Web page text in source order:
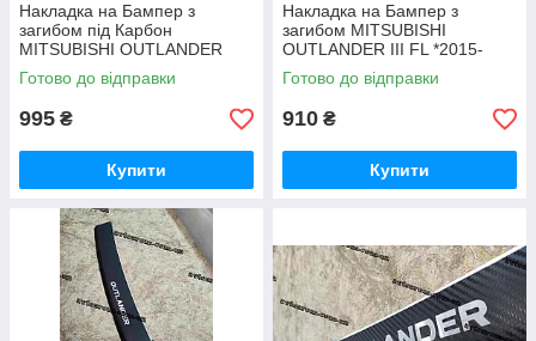
Накладка на Бампер з
загибом під Карбон
MITSUBISHI OUTLANDER
*2006-2012 рік Мітсубісі
Мітсубіші Аутлендер Преміум
Готово до відправки
995 ₴
Купити
Накладка на Бампер з
загибом MITSUBISHI
OUTLANDER III FL *2015-
2023р Мітсубісі Мітсубіші
Аутлендер НЕРЖ
Готово до відправки
910 ₴
Купити